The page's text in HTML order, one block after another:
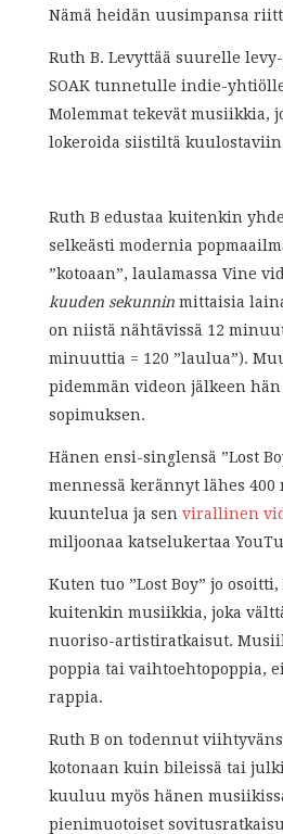
Nämä heidän uusimpansa
Ruth B. Levyttää suurelle
SOAK tunnetulle indie-
Molemmat tekevät musiikkia,
lokeroida siistiltä
Ruth B edustaa kuitenkin
selkeästi modernia
”kotoaan”, laulamassa Vine
kuuden sekunnin mittaisia
on niistä nähtävissä 12
minuuttia = 120 ”laulua”).
pidemmän videon jälkeen
sopimuksen.
Hänen ensi-singlensä ”Lost
mennessä kerännyt lähes 400
kuuntelua ja sen virallinen
miljoonaa katselukertaa
Kuten tuo ”Lost Boy” jo osoitti,
kuitenkin musiikkia, joka
nuoriso-artistiratkaisut.
poppia tai vaihtoehtopoppia,
rappia.
Ruth B on todennut
kotonaan kuin bileissä tai
kuuluu myös hänen
pienimuotoiset